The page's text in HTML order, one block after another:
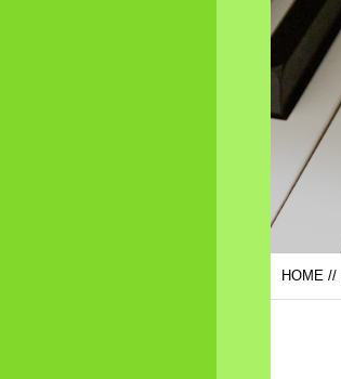
HOME //